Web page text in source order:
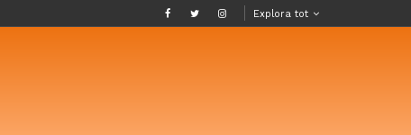
Explora tot